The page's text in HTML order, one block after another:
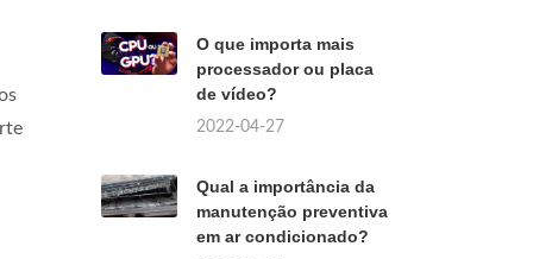
O que importa mais
processador ou placa
de vídeo?
2022-04-27
Qual a importância da
manutenção preventiva
em ar condicionado?